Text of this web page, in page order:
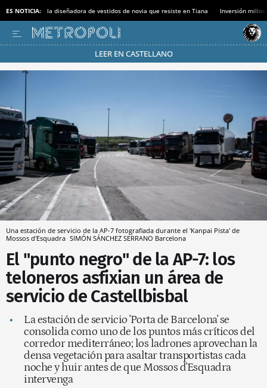
ES NOTICIA: la diseñadora de vestidos de novia que resiste en Tiana Inversión
LEER EN CASTELLANO
Pásate al MODO AHORRO
Una estación de servicio de la AP-7 fotografiada durante el 'Kanpai Pista' de
Mossos d'Esquadra SIMÓN SÁNCHEZ SERRANO Barcelona
El "punto negro" de la AP-7: los
teloneros asfixian un área de
servicio de Castellbisbal
La estación de servicio 'Porta de Barcelona' se
consolida como uno de los puntos más críticos del
corredor mediterráneo; los ladrones aprovechan la
densa vegetación para asaltar transportistas cada
noche y huir antes de que Mossos d'Esquadra
intervenga